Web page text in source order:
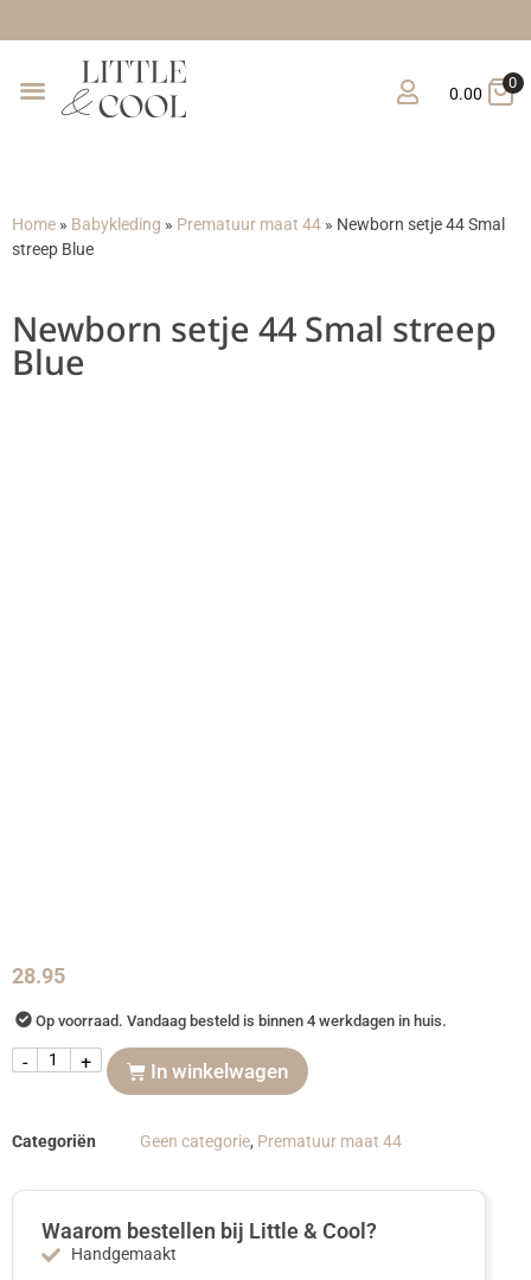
0.00
0
Home » Babykleding » Prematuur maat 44 » Newborn setje 44 Smal
streep Blue
Newborn setje 44 Smal streep
Blue
28.95
Op voorraad. Vandaag besteld is binnen 4 werkdagen in huis.
- + In winkelwagen
Categoriën Geen categorie, Prematuur maat 44
Waarom bestellen bij Little & Cool?
Handgemaakt